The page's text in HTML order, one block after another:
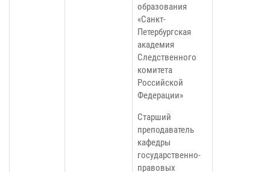
образования
«Санкт-
Петербургская
академия
Следственного
комитета
Российской
Федерации»
Старший
преподаватель
кафедры
государственно-
правовых